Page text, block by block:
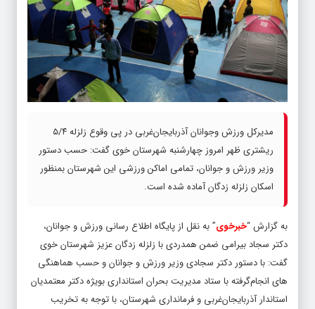
مدیرکل ورزش وجوانان آذربایجان‌غربی در پی وقوع زلزله ۵/۴
ریشتری ظهر امروز چهارشنبه شهرستان خوی گفت: حسب دستور
وزیر ورزش و جوانان، تمامی اماکن ورزشی این شهرستان بمنظور
اسکان زلزله زدگان آماده شده است.
به گزارش “خبرخوی” به نقل از پایگاه اطلاع رسانی ورزش و جوانان،
دکتر سجاد بیرامی ضمن همدردی با زلزله زدگان عزیز شهرستان خوی
گفت: با دستور دکتر سجادی وزیر ورزش و جوانان و حسب هماهنگی
های انجام‌گرفته با ستاد مدیریت بحران استانداری بویژه دکتر معتمدیان
استاندار آذربایجان‌غربی و فرمانداری شهرستان، با توجه به تخریب